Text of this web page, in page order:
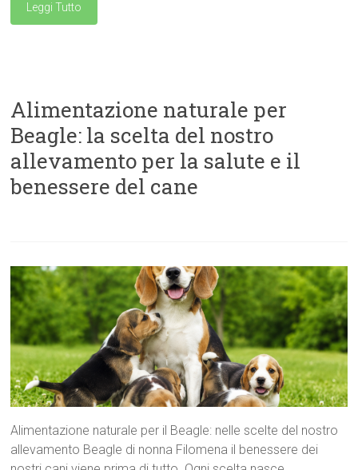
Leggi Tutto
Alimentazione naturale per
Beagle: la scelta del nostro
allevamento per la salute e il
benessere del cane
Alimentazione naturale per il Beagle: nelle scelte del nostro
allevamento Beagle di nonna Filomena il benessere dei